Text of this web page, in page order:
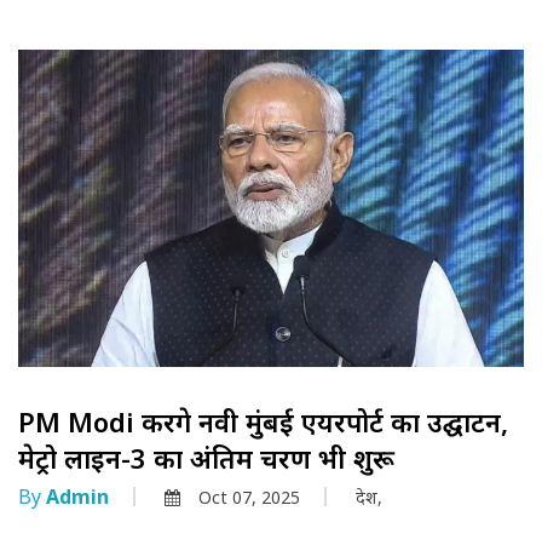
PM Modi करेंगे नवी मुंबई एयरपोर्ट का उद्घाटन,
मेट्रो लाइन-3 का अंतिम चरण भी शुरू
ByAdmin Oct 07, 2025 देश,